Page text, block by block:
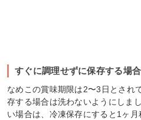
すぐに調理せずに保存する場
なめこの賞味期限は2〜3日とされ
存する場合は洗わないようにしま
い場合は、冷凍保存にすると1ヶ